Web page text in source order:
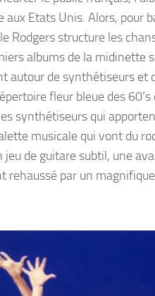
aux Etats Unis. Alors, pour
Rodgers structure les
albums de la midinette
autour de synthétiseurs et
fleur bleue des
synthétiseurs qui
musicale qui vont du
jeu de guitare subtil, une
rehaussé par un